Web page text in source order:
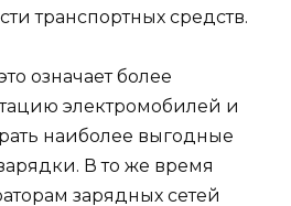
транспортных средств.
означает более
электромобилей и
наиболее выгодные
В то же время
зарядных сетей